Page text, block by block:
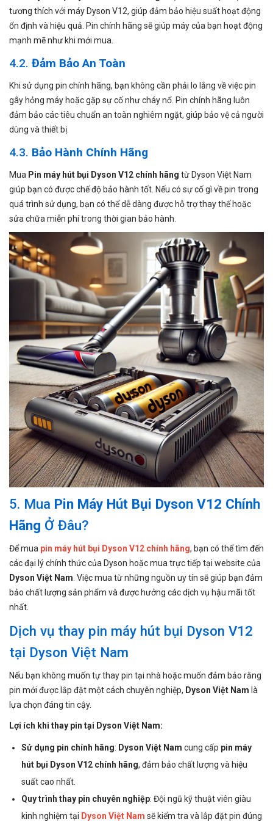
tương thích với máy Dyson V12, giúp đảm bảo hiệu suất hoạt động
ổn định và hiệu quả. Pin chính hãng sẽ giúp máy của bạn hoạt động
mạnh mẽ như khi mới mua.
4.2. Đảm Bảo An Toàn
Khi sử dụng pin chính hãng, bạn không cần phải lo lắng về việc pin
gây hỏng máy hoặc gặp sự cố như cháy nổ. Pin chính hãng luôn
đảm bảo các tiêu chuẩn an toàn nghiêm ngặt, giúp bảo vệ cả người
dùng và thiết bị.
4.3. Bảo Hành Chính Hãng
Mua Pin máy hút bụi Dyson V12 chính hãng từ Dyson Việt Nam
giúp bạn có được chế độ bảo hành tốt. Nếu có sự cố gì về pin trong
quá trình sử dụng, bạn có thể dễ dàng được hỗ trợ thay thế hoặc
sửa chữa miễn phí trong thời gian bảo hành.
5. Mua Pin Máy Hút Bụi Dyson V12 Chính
Hãng Ở Đâu?
Để mua pin máy hút bụi Dyson V12 chính hãng, bạn có thể tìm đến
các đại lý chính thức của Dyson hoặc mua trực tiếp tại website của
Dyson Việt Nam . Việc mua từ những nguồn uy tín sẽ giúp bạn đảm
bảo chất lượng sản phẩm và được hưởng các dịch vụ hậu mãi tốt
nhất.
Dịch vụ thay pin máy hút bụi Dyson V12
tại Dyson Việt Nam
Nếu bạn không muốn tự thay pin tại nhà hoặc muốn đảm bảo rằng
pin mới được lắp đặt một cách chuyên nghiệp, Dyson Việt Nam là
lựa chọn đáng tin cậy.
Lợi ích khi thay pin tại Dyson Việt Nam:
Sử dụng pin chính hãng: Dyson Việt Nam cung cấp pin máy
hút bụi Dyson V12 chính hãng, đảm bảo chất lượng và hiệu
suất cao nhất.
Quy trình thay pin chuyên nghiệp: Đội ngũ kỹ thuật viên giàu
kinh nghiệm tại Dyson Việt Nam sẽ kiểm tra và lắp đặt pin đúng